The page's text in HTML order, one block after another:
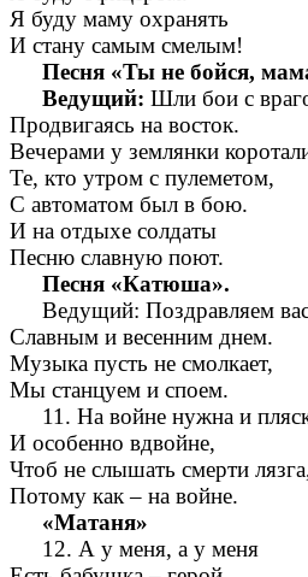
Я буду маму охранять
И стану самым смелым!
Песня «Ты не бойся,
Ведущий: Шли бои с
Продвигаясь на восток.
Вечерами у землянки
Те, кто утром с пулеметом,
С автоматом был в бою.
И на отдыхе солдаты
Песню славную поют.
Песня «Катюша».
Ведущий: Поздравляем
Славным и весенним днем.
Музыка пусть не смолкает,
Мы станцуем и споем.
11. На войне нужна и
И особенно вдвойне,
Чтоб не слышать смерти
Потому как – на войне.
«Матаня»
12. А у меня, а у меня